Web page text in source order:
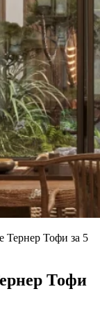
Тернер Тофи за 5
Тофи